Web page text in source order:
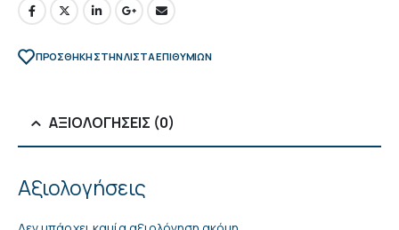
ΠΡΌΣΘΉΚΗ ΣΤΗΝ ΛΊΣΤΑ ΕΠΙΘΥΜΙΏΝ
ΑΞΙΟΛΟΓΉΣΕΙΣ (0)
Αξιολογήσεις